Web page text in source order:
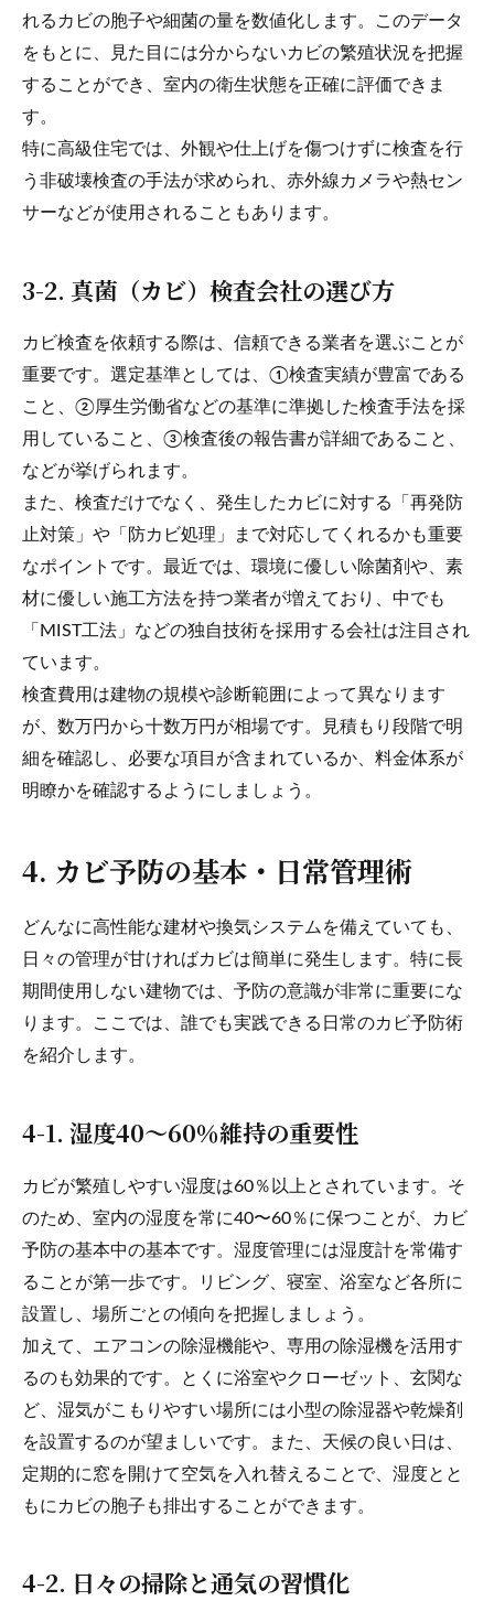
れるカビの胞子や細菌の量を数値化します。このデータ
をもとに、見た目には分からないカビの繁殖状況を把握
することができ、室内の衛生状態を正確に評価できま
す。
特に高級住宅では、外観や仕上げを傷つけずに検査を行
う非破壊検査の手法が求められ、赤外線カメラや熱セン
サーなどが使用されることもあります。
3-2. 真菌（カビ）検査会社の選び方
カビ検査を依頼する際は、信頼できる業者を選ぶことが
重要です。選定基準としては、①検査実績が豊富である
こと、②厚生労働省などの基準に準拠した検査手法を採
用していること、③検査後の報告書が詳細であること、
などが挙げられます。
また、検査だけでなく、発生したカビに対する「再発防
止対策」や「防カビ処理」まで対応してくれるかも重要
なポイントです。最近では、環境に優しい除菌剤や、素
材に優しい施工方法を持つ業者が増えており、中でも
「MIST工法」などの独自技術を採用する会社は注目され
ています。
検査費用は建物の規模や診断範囲によって異なります
が、数万円から十数万円が相場です。見積もり段階で明
細を確認し、必要な項目が含まれているか、料金体系が
明瞭かを確認するようにしましょう。
4. カビ予防の基本・日常管理術
どんなに高性能な建材や換気システムを備えていても、
日々の管理が甘ければカビは簡単に発生します。特に長
期間使用しない建物では、予防の意識が非常に重要にな
ります。ここでは、誰でも実践できる日常のカビ予防術
を紹介します。
4-1. 湿度40〜60％維持の重要性
カビが繁殖しやすい湿度は60％以上とされています。そ
のため、室内の湿度を常に40〜60％に保つことが、カビ
予防の基本中の基本です。湿度管理には湿度計を常備す
ることが第一歩です。リビング、寝室、浴室など各所に
設置し、場所ごとの傾向を把握しましょう。
加えて、エアコンの除湿機能や、専用の除湿機を活用す
るのも効果的です。とくに浴室やクローゼット、玄関な
ど、湿気がこもりやすい場所には小型の除湿器や乾燥剤
を設置するのが望ましいです。また、天候の良い日は、
定期的に窓を開けて空気を入れ替えることで、湿度とと
もにカビの胞子も排出することができます。
4-2. 日々の掃除と通気の習慣化